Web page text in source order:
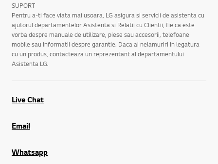
SUPORT
Pentru a-ti face viata mai usoara, LG asigura si servicii de asistenta cu
ajutorul departamentelor Asistenta si Relatii cu Clientii, fie ca este
vorba despre manuale de utilizare, piese sau accesorii, telefoane
mobile sau informatii despre garantie. Daca ai nelamuriri in legatura
cu un produs, contacteaza un reprezentant al departamentului
Asistenta LG.
Live Chat
Email
Whatsapp